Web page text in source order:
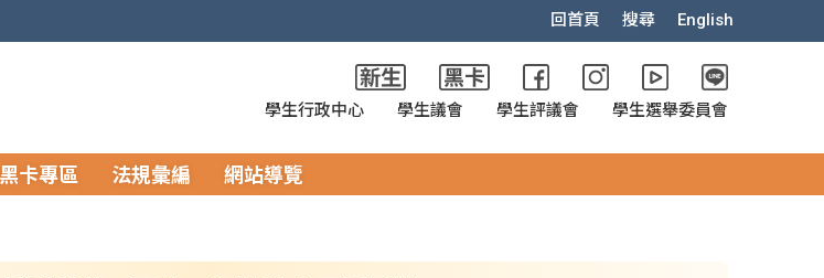
回首頁 搜尋 English
學生行政中心 學生議會 學生評議會 學生選舉委員會
黑卡專區 法規彙編 網站導覽